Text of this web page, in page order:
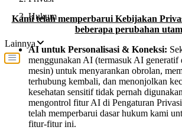
Hukum
Lainnya
Kami telah memperbarui Kebijakan
beberapa perubahan
AI untuk Personalisasi & Koneksi:
menggunakan AI (termasuk AI generatif
mesin) untuk menyarankan obrolan,
terhubung kembali, dan menonjolkan
kesehatan sensitif tidak pernah
mengontrol fitur AI di Pengaturan
telah memperbarui dasar hukum kami
fitur-fitur ini.